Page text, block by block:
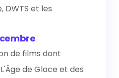
DWTS et les
de films dont
de Glace et des